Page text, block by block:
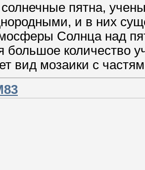
пятна,
и в них
Солнца над
большое количество
вид мозаики с